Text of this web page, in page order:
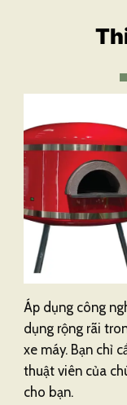
Áp dụng công
dụng rộng rãi
xe máy. Bạn chỉ
thuật viên của
cho bạn.